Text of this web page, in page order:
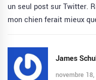
un seul post sur Twitter.
mon chien ferait mieux
James
novembre